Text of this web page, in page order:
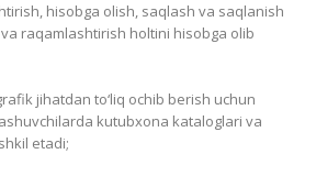
hisobga olish, saqlash va saqlanish
raqamlashtirish holtini hisobga olib
jihatdan to‘liq ochib berish uchun
kutubxona kataloglari va
etadi;